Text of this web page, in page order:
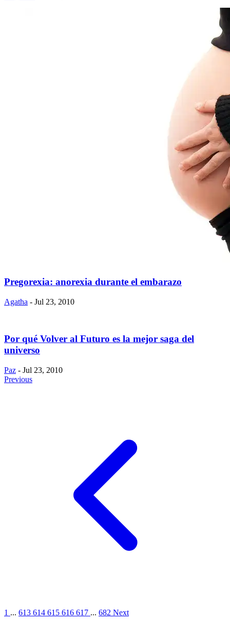
Pregorexia: anorexia durante el embarazo
Agatha - Jul 23, 2010
Por qué Volver al Futuro es la mejor saga del
universo
Paz - Jul 23, 2010
Previous
1 ... 613 614 615 616 617 ... 682 Next